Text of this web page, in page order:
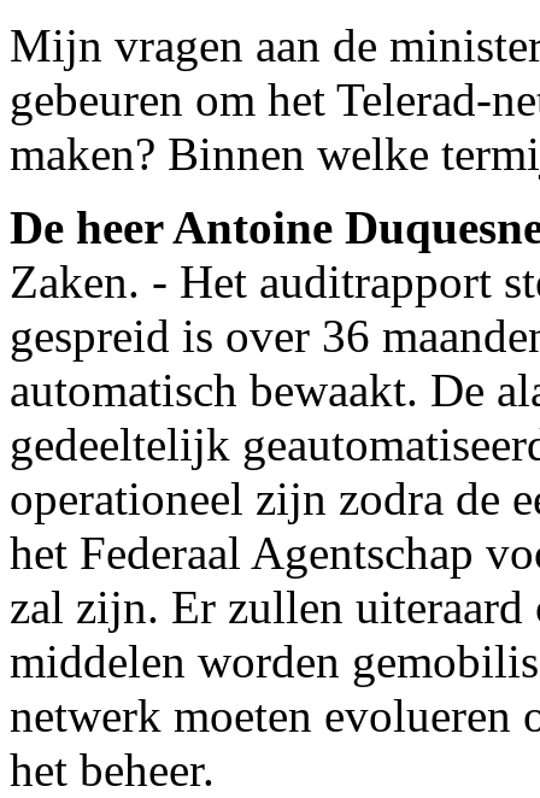
Mijn vragen aan de
gebeuren om het Telerad-
maken? Binnen welke
De heer Antoine
Zaken. - Het auditrapport
gespreid is over 36
automatisch bewaakt. De
gedeeltelijk
operationeel zijn zodra de
het Federaal Agentschap
zal zijn. Er zullen
middelen worden
netwerk moeten evolueren
het beheer.